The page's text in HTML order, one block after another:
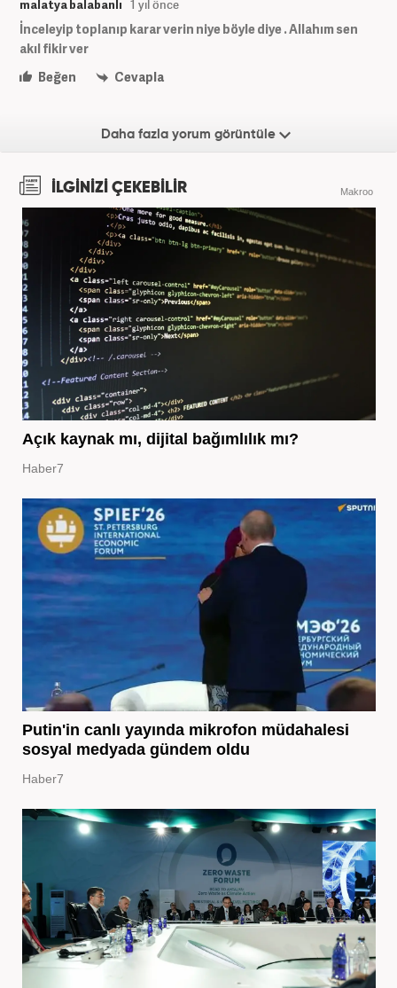
malatya balabanlı 1 yıl önce
İnceleyip toplanıp karar verin niye böyle diye . Allahım sen
akıl fikir ver
Beğen
Cevapla
Daha fazla yorum görüntüle
İLGİNİZİ ÇEKEBİLİR Makroo
Açık kaynak mı, dijital bağımlılık mı?
Haber7
Putin'in canlı yayında mikrofon müdahalesi
sosyal medyada gündem oldu
Haber7